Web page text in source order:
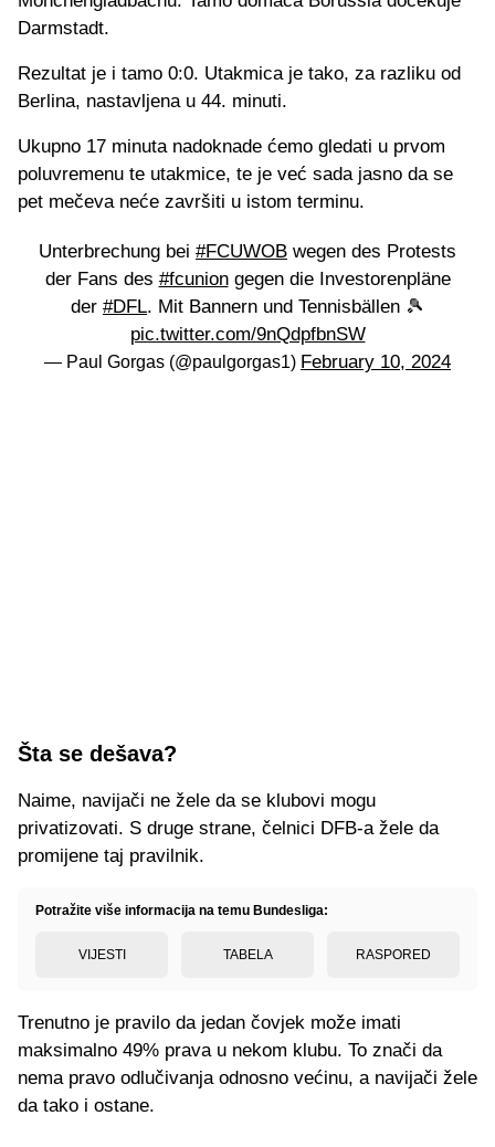
Darmstadt.
Rezultat je i tamo 0:0. Utakmica je tako, za razliku od
Berlina, nastavljena u 44. minuti.
Ukupno 17 minuta nadoknade ćemo gledati u prvom
poluvremenu te utakmice, te je već sada jasno da se
pet mečeva neće završiti u istom terminu.
Unterbrechung bei #FCUWOB wegen des Protests
der Fans des #fcuniongegen die Investorenpläne
der #DFL. Mit Bannern und Tennisbällen 🎾
pic.twitter.com/9nQdpfbnSW
— Paul Gorgas (@paulgorgas1) February 10, 2024
Šta se dešava?
Naime, navijači ne žele da se klubovi mogu
privatizovati. S druge strane, čelnici DFB-a žele da
promijene taj pravilnik.
Potražite više informacija na temu Bundesliga:
VIJESTI TABELA RASPORED
Trenutno je pravilo da jedan čovjek može imati
maksimalno 49% prava u nekom klubu. To znači da
nema pravo odlučivanja odnosno većinu, a navijači žele
da tako i ostane.